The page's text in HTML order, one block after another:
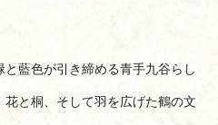
藍色が引き締める青手九谷らし
と桐、そして羽を広げた鶴の文